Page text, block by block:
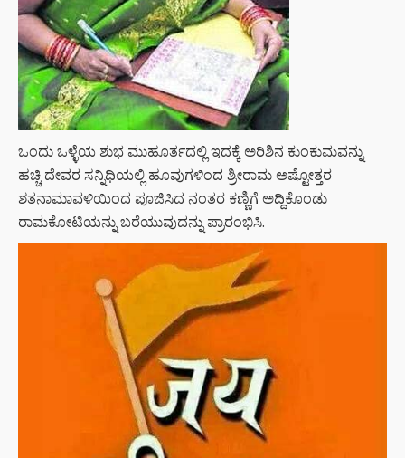
ಒಂದು ಒಳ್ಳೆಯ ಶುಭ ಮುಹೂರ್ತದಲ್ಲಿ ಇದಕ್ಕೆ ಅರಿಶಿನ ಕುಂಕುಮವನ್ನು
ಹಚ್ಚಿ ದೇವರ ಸನ್ನಿಧಿಯಲ್ಲಿ ಹೂವುಗಳಿಂದ ಶ್ರೀರಾಮ ಅಷ್ಟೋತ್ತರ
ಶತನಾಮಾವಳಿಯಿಂದ ಪೂಜಿಸಿದ ನಂತರ ಕಣ್ಣಿಗೆ ಅದ್ದಿಕೊಂಡು
ರಾಮಕೋಟಿಯನ್ನು ಬರೆಯುವುದನ್ನು ಪ್ರಾರಂಭಿಸಿ.